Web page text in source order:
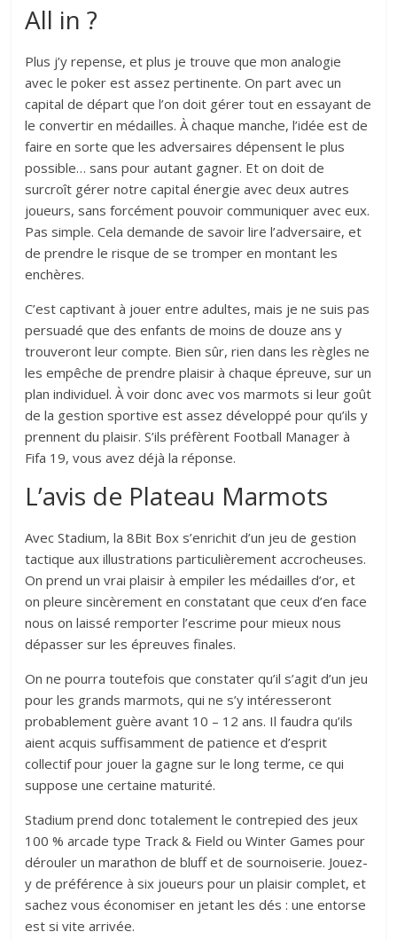
All in ?
Plus j’y repense, et plus je trouve que mon analogie
avec le poker est assez pertinente. On part avec un
capital de départ que l’on doit gérer tout en essayant de
le convertir en médailles. À chaque manche, l’idée est de
faire en sorte que les adversaires dépensent le plus
possible… sans pour autant gagner. Et on doit de
surcroît gérer notre capital énergie avec deux autres
joueurs, sans forcément pouvoir communiquer avec eux.
Pas simple. Cela demande de savoir lire l’adversaire, et
de prendre le risque de se tromper en montant les
enchères.
C’est captivant à jouer entre adultes, mais je ne suis pas
persuadé que des enfants de moins de douze ans y
trouveront leur compte. Bien sûr, rien dans les règles ne
les empêche de prendre plaisir à chaque épreuve, sur un
plan individuel. À voir donc avec vos marmots si leur goût
de la gestion sportive est assez développé pour qu’ils y
prennent du plaisir. S’ils préfèrent Football Manager à
Fifa 19, vous avez déjà la réponse.
L’avis de Plateau Marmots
Avec Stadium, la 8Bit Box s’enrichit d’un jeu de gestion
tactique aux illustrations particulièrement accrocheuses.
On prend un vrai plaisir à empiler les médailles d’or, et
on pleure sincèrement en constatant que ceux d’en face
nous on laissé remporter l’escrime pour mieux nous
dépasser sur les épreuves finales.
On ne pourra toutefois que constater qu’il s’agit d’un jeu
pour les grands marmots, qui ne s’y intéresseront
probablement guère avant 10 – 12 ans. Il faudra qu’ils
aient acquis suffisamment de patience et d’esprit
collectif pour jouer la gagne sur le long terme, ce qui
suppose une certaine maturité.
Stadium prend donc totalement le contrepied des jeux
100 % arcade type Track & Field ou Winter Games pour
dérouler un marathon de bluff et de sournoiserie. Jouez-
y de préférence à six joueurs pour un plaisir complet, et
sachez vous économiser en jetant les dés : une entorse
est si vite arrivée.